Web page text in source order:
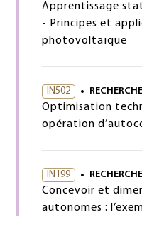
Apprentissage
- Principes et
photovoltaïque
IN502
Optimisation
opération
IN199
Concevoir et
autonomes :